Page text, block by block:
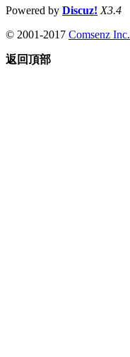
Powered by Discuz! X3.4
© 2001-2017 Comsenz Inc.
返回頂部